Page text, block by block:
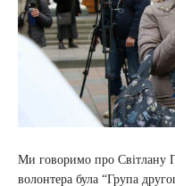
Ми говоримо про Світлану
волонтера була “Група